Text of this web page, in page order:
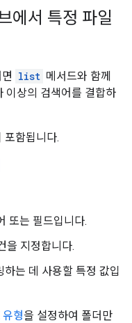
에서 특정 파일
list 메서드와 함께
이상의 검색어를 결합하
포함됩니다.
또는 필드입니다.
을 지정합니다.
는 데 사용할 특정 값입
형을 설정하여 폴더만